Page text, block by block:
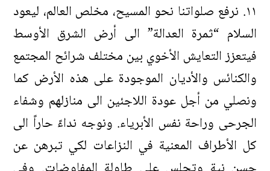
١١. نرفع صلواتنا نحو المسيح، مخلص العالم، ليعود
السلام “ثمرة العدالة” الى أرض الشرق الأوسط
فيتعزز التعايش الأخوي بين مختلف شرائح المجتمع
والكنائس والأديان الموجودة على هذه الأرض كما
ونصلي من أجل عودة اللاجئين الى منازلهم وشفاء
الجرحى وراحة نفس الأبرياء. ونوجه نداءً حاراً الى
كل الأطراف المعنية في النزاعات لكي تبرهن عن